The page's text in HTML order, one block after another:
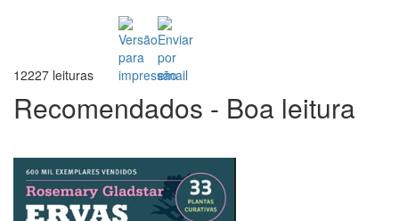
12227 leituras
Recomendados - Boa leitura